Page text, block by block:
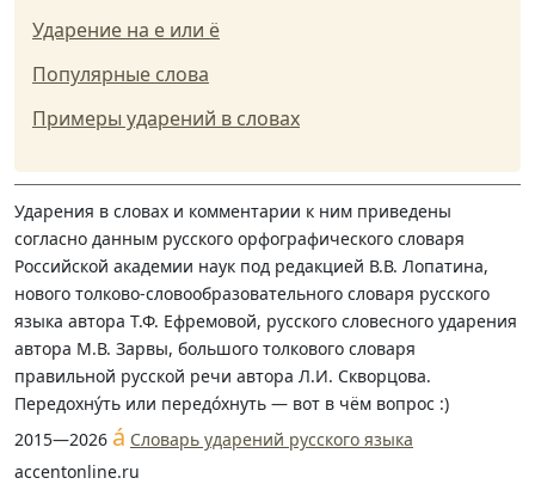
Ударение на е или ё
Популярные слова
Примеры ударений в словах
Ударения в словах и комментарии к ним приведены
согласно данным русского орфографического словаря
Российской академии наук под редакцией В.В. Лопатина,
нового толково-словообразовательного словаря русского
языка автора Т.Ф. Ефремовой, русского словесного ударения
автора М.В. Зарвы, большого толкового словаря
правильной русской речи автора Л.И. Скворцова.
Передохну́ть или передо́хнуть — вот в чём вопрос :)
2015—2026 á Словарь ударений русского языка
accentonline.ru